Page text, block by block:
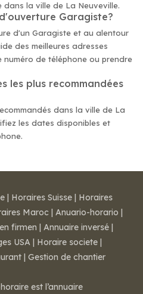
la ville de La Neuveville.
Garagiste?
d'un Garagiste et au alentour
des meilleures adresses
de téléphone ou prendre
les plus recommandées
dans la ville de La
les dates disponibles et
| Horaires Suisse | Horaires
Maroc | Anuario-horario |
firmen | Annuaire inversé |
USA | Horaire societe |
| Gestion de chantier
est l’annuaire